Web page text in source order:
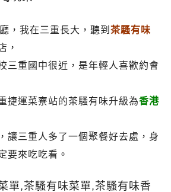
，我在三重長大，聽到 茶騷有味
，
三重國中很近， 是年輕人喜歡約會
捷運菜寮站的茶騷有味升級為香港
，讓三重人多了一個聚餐好去處，身
要來吃吃看。